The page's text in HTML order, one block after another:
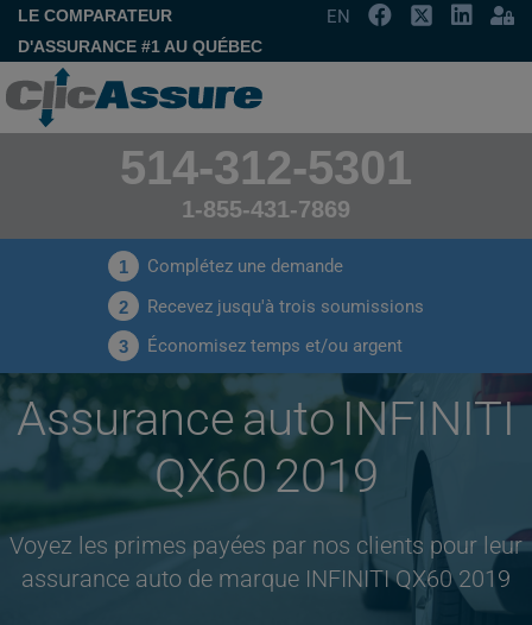
LE COMPARATEUR
D'ASSURANCE #1 AU QUÉBEC
EN
514-312-5301
1-855-431-7869
1 Complétez une demande
2 Recevez jusqu'à trois soumissions
3 Économisez temps et/ou argent
Assurance auto INFINITI
QX60 2019
Voyez les primes payées par nos clients pour leur
assurance auto de marque INFINITI QX60 2019